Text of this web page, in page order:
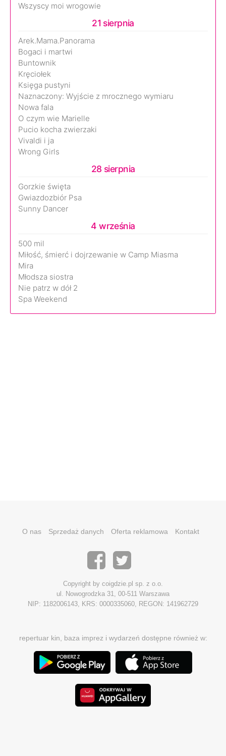
Wszyscy moi wrogowie
21 sierpnia
Arek.Mama.Panorama
Bogaci i martwi
Buntownik
Kręciołek
Księga pustyni
Naznaczony: Wyjście z mrocznego wymiaru
Nowa fala
O czym wie Marielle
Pucio kocha zwierzaki
Vivaldi i ja
Wrong Girls
28 sierpnia
Gorzkie święta
Gwiazdozbiór Psa
Sunny Dancer
4 września
500 mil
Miłość, śmierć i dojrzewanie w Camp Miasma
Mira
Młodsza siostra
Nie patrz w dół 2
Spa Weekend
O nas Sprzedaż danych Oferta reklamowa Kontakt
Copyright by coigdzie.pl sp. z o.o.
ul. Nowogrodzka 31, 00-511 Warszawa
NIP: 1182006143, KRS: 0000335060, REGON: 141962729
repertuar kin, baza imprez i wydarzeń dostępne również w: